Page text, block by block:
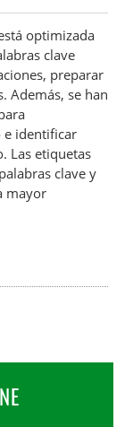
optimizada
clave
preparar
Además, se han
identificar
Las etiquetas
clave y
mayor